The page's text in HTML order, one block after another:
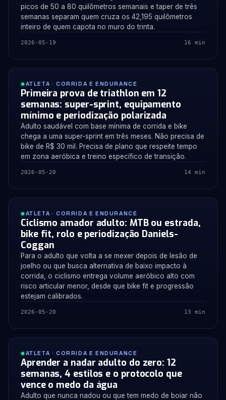
picos de 50 a 80 quilômetros semanais e taper de três
semanas separam quem cruza os 42,195 quilômetros
inteiro de quem capota no muro do trinta.
2026-05-19 16 min
ATLETA · CORRIDA E ENDURANCE
Primeira prova de triathlon em 12
semanas: super-sprint, equipamento
mínimo e periodização polarizada
Adulto saudável com base mínima de corrida e bike
chega a uma super-sprint em três meses. Não precisa de
bike de R$ 30 mil. Precisa de plano que respeite tempo
em zona aeróbica e treino específico de transição.
2026-05-20 14 min
ATLETA · CORRIDA E ENDURANCE
Ciclismo amador adulto: MTB ou estrada,
bike fit, rolo e periodização Daniels-
Coggan
Para o adulto que volta a se mexer depois de lesão de
joelho ou que busca alternativa de baixo impacto à
corrida, o ciclismo entrega volume aeróbico alto com
risco articular menor, desde que bike fit e progressão
estejam calibrados.
2026-05-20 13 min
ATLETA · CORRIDA E ENDURANCE
Aprender a nadar adulto do zero: 12
semanas, 4 estilos e o protocolo que
vence o medo da água
Adulto que nunca nadou ou que tem medo de boiar não